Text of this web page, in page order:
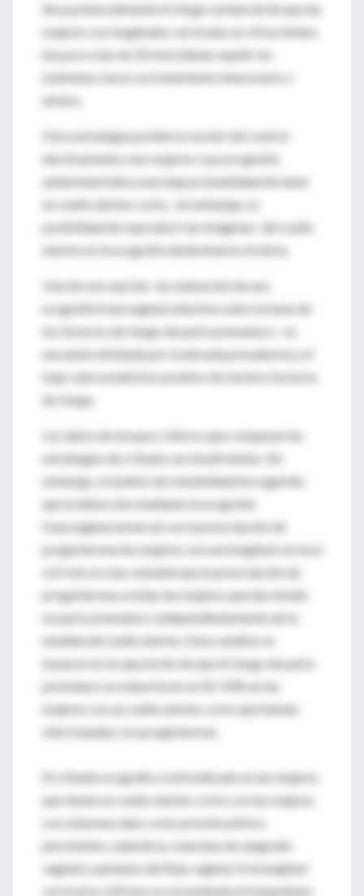
lleva potencialmente el riesgo sustancial de que las
mujeres con longitudes cervicales en cifras límites
(un poco más de 20 mm) deban repetir los
exámenes, hacer un tratamiento innecesario o
ambos.
Otra estrategia posible es excluir del control
electivamente a las mujeres cuya ecografía
abdominal indica una baja probabilidad de tener
un cuello uterino corto; sin embargo, la
posibilidad de reproducir las imágenes del cuello
uterino en la ecografía abdominal es incierta.
Una tercera opción─la realización de una
ecografía transvaginal selectiva sobre la base de
los factores de riesgo de parto prematuro─ se
encuentra limitada por la elevada prevalencia y el
bajo valor predictivo positivo de muchos factores
de riesgo.
Los datos de ensayos clínicos que comparan las
estrategias de cribado son insuficientes. Sin
embargo, el análisis de rentabilidad ha sugerido
que la detección mediante la ecografía
transvaginal universal con la prescripción de
progesterona las mujeres con una longitud cervical
≤15 mm es más rentable que la prescripción de
progesterona a todas las mujeres que han tenido
un parto prematuro, independientemente de la
medida del cuello uterino. Estos análisis se
basaron en la suposición de que el riesgo de parto
prematuro se reduciría en un 45-50% en las
mujeres con un cuello uterino corto que habían
sido tratadas con progesterona.
El cribado ecográfico está indicado en las mujeres
que tienen un cuello uterino corto y en las mujeres
con síntomas tales como presión pélvica
persistente, calambres, manchas de sangrado
vaginal y aumento del flujo vaginal. Si la longitud
cervical es ≤20 mm se recomienda el tratamiento